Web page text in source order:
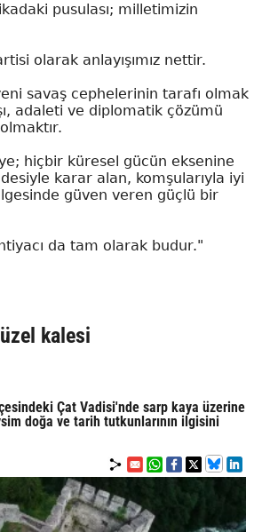
pusulası; milletimizin
olarak anlayışımız nettir.
savaş cephelerinin tarafı olmak
adaleti ve diplomatik çözümü
hiçbir küresel gücün eksenine
karar alan, komşularıyla iyi
güven veren güçlü bir
da tam olarak budur."
kalesi
Çat Vadisi'nde sarp kaya üzerine
doğa ve tarih tutkunlarının ilgisini